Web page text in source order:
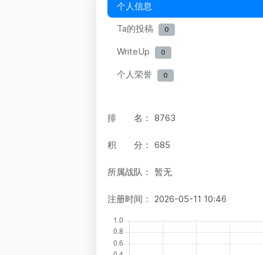
个人信息
Ta的投稿
0
WriteUp 0
个人荣誉 0
排 名： 8763
积 分： 685
所属战队： 暂无
注册时间： 2026-05-11 10:46